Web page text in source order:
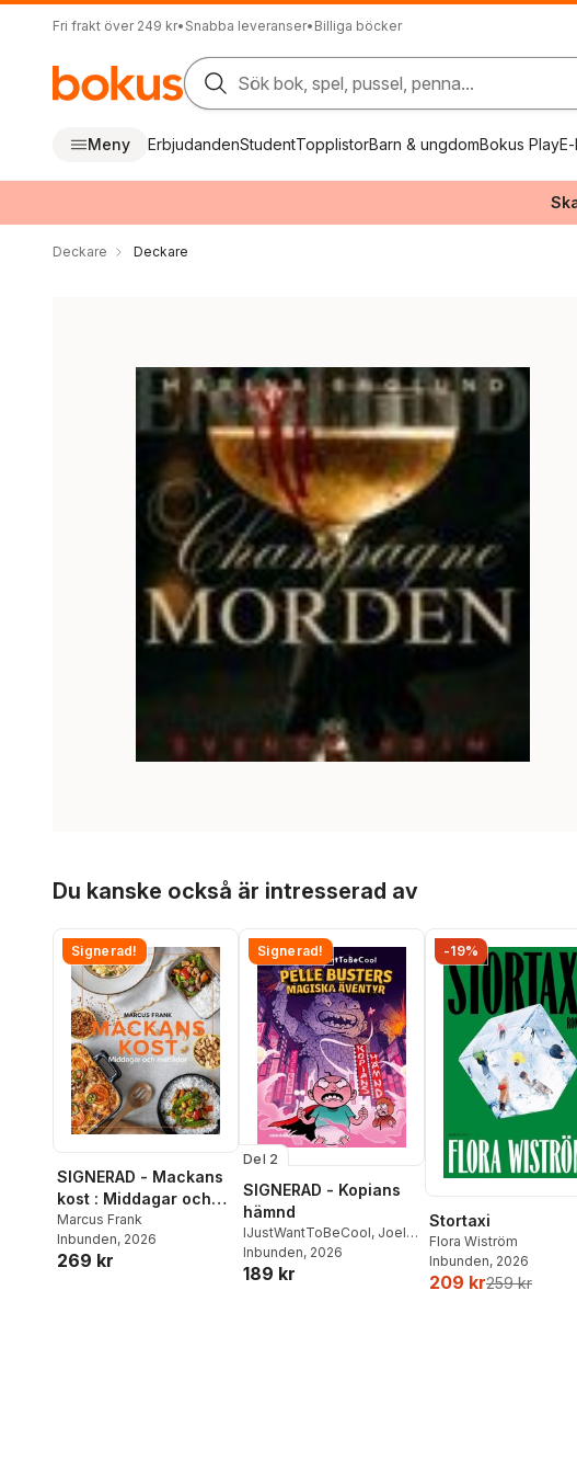
Fri frakt över 249 kr• Snabba leveranser• Billiga böcker
Sök bok, spel, pussel, penna...
Meny ErbjudandenStudentTopplistorBarn & ungdomBokus Play
Deckare Deckare
Du kanske också är intresserad av
Signerad!
SIGNERAD - Mackans
kost : Middagar och
matlådor
Marcus Frank
Inbunden, 2026
269 kr
Signerad!
Del 2
SIGNERAD - Kopians
hämnd
IJustWantToBeCool, Joel
Adolphson,Emil Ejdemo
Beer ,Victor Beer
Inbunden, 2026
189 kr
-19%
Stortaxi
Flora Wiström
Inbunden, 2026
209 kr259 kr